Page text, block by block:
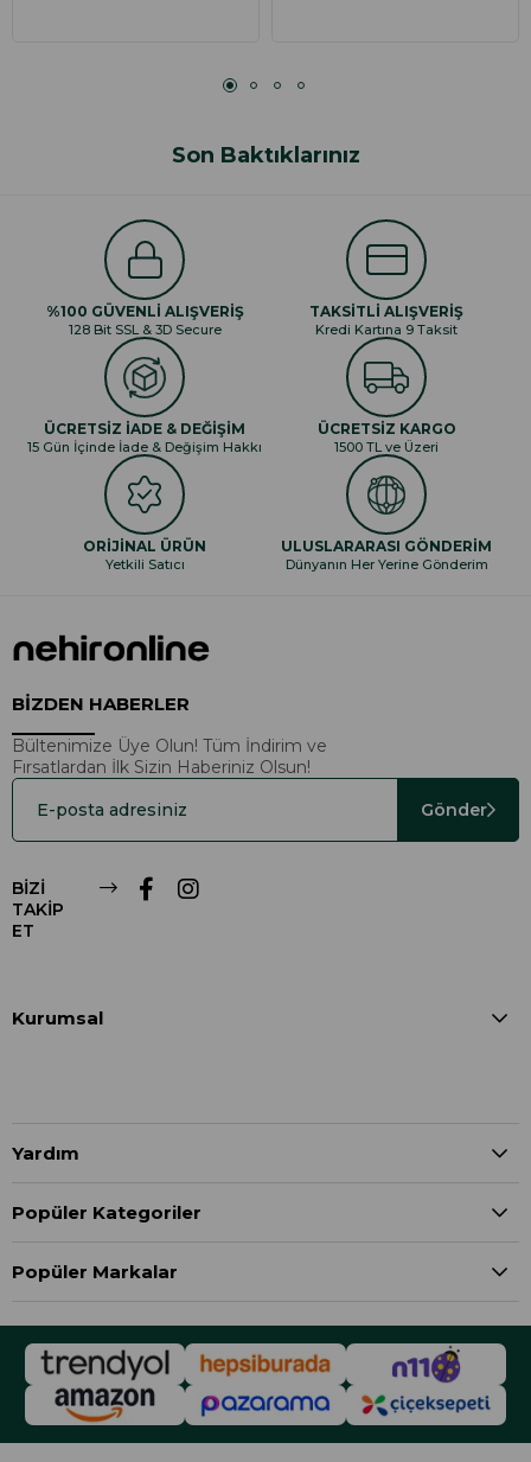
Son Baktıklarınız
%100 GÜVENLİ ALIŞVERİŞ
128 Bit SSL & 3D Secure
TAKSİTLİ ALIŞVERİŞ
Kredi Kartına 9 Taksit
ÜCRETSİZ İADE & DEĞİŞİM
15 Gün İçinde İade & Değişim Hakkı
ÜCRETSİZ KARGO
1500 TL ve Üzeri
ORİJİNAL ÜRÜN
Yetkili Satıcı
ULUSLARARASI GÖNDERİM
Dünyanın Her Yerine Gönderim
BİZDEN HABERLER
Bültenimize Üye Olun! Tüm İndirim ve
Fırsatlardan İlk Sizin Haberiniz Olsun!
Gönder
BİZİ
TAKİP
ET
Kurumsal
Yardım
Popüler Kategoriler
Popüler Markalar